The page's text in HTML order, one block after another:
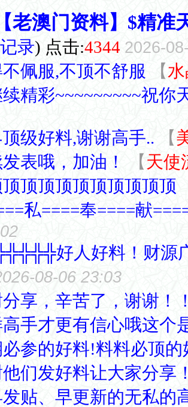
老澳门资料】$精准
录) 点击:4344 2026-
佩服,不顶不舒服 【
精彩~~~~~~~~~祝你
级好料,谢谢高手.. 【
表哦，加油！
【 天使
顶顶顶顶顶顶顶顶顶
私====奉====献
好人好料！财源
08-06 23:03
享，辛苦了，谢谢！
手才更有信心哦这个
参的好料!料料必顶的
们发好料让大家分享
发贴、早更新的无私